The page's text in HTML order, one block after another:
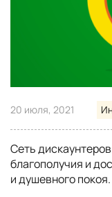
20 июля, 2021
Сеть
благополучия и
и душевного покоя.